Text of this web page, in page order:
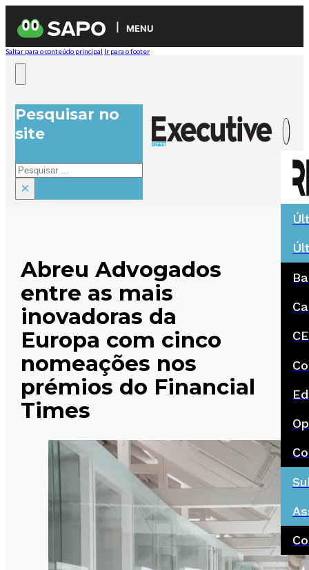
MENU
Saltar para o conteúdo principal Ir para o footer
Pesquisar no
site
Pesquisar
×
Abreu Advogados
entre as mais
inovadoras da
Europa com cinco
nomeações nos
prémios do Financial
Times